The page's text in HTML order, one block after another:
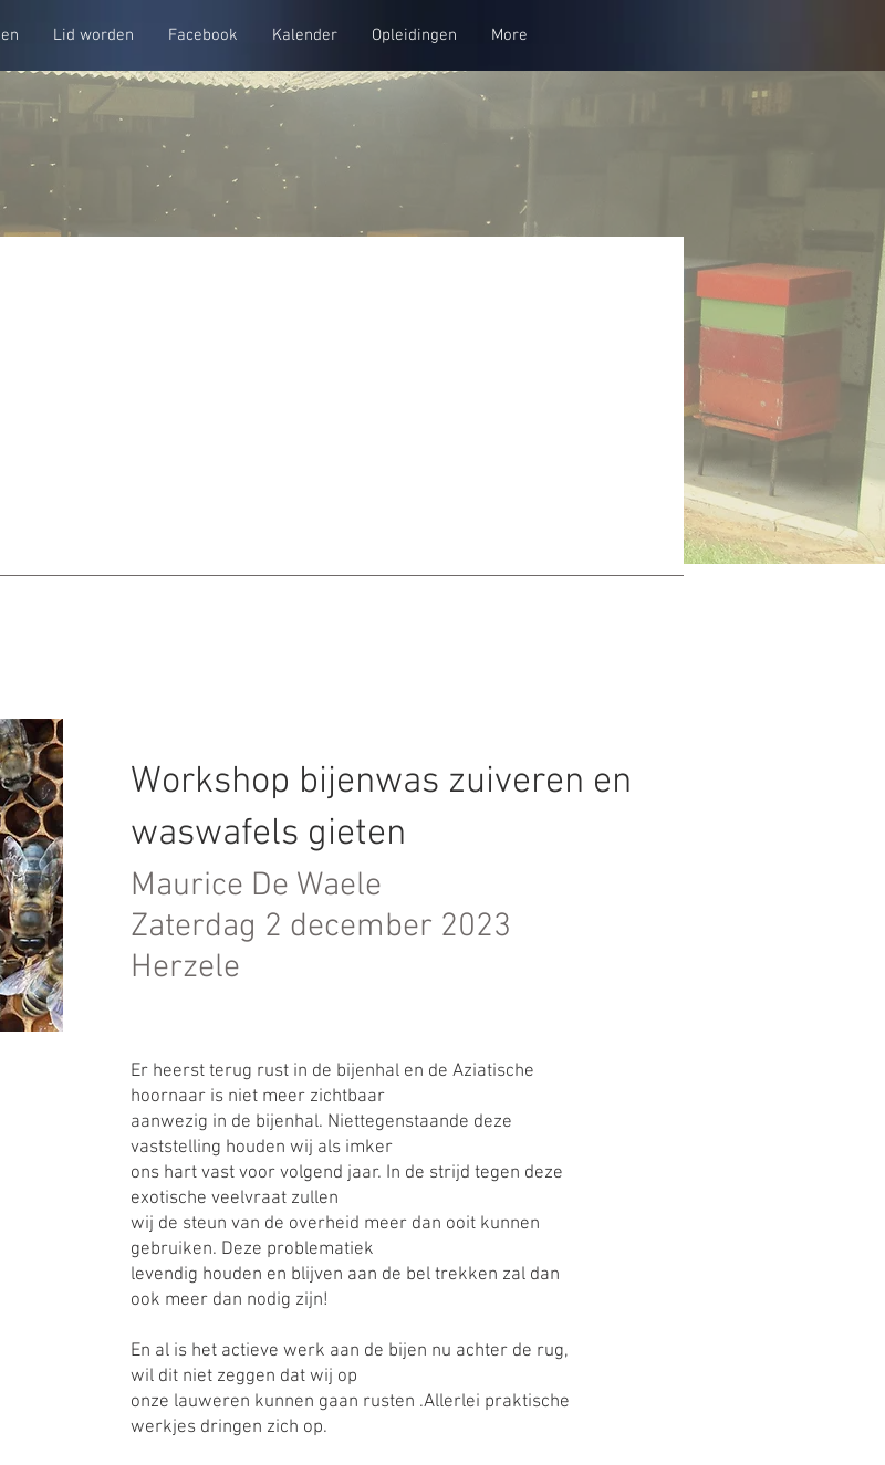
Lid worden Facebook Kalender Opleidingen More
Workshop bijenwas zuiveren en
waswafels gieten
Maurice De Waele
Zaterdag 2 december 2023
Herzele
Er heerst terug rust in de bijenhal en de Aziatische
hoornaar is niet meer zichtbaar
aanwezig in de bijenhal. Niettegenstaande deze
vaststelling houden wij als imker
ons hart vast voor volgend jaar. In de strijd tegen deze
exotische veelvraat zullen
wij de steun van de overheid meer dan ooit kunnen
gebruiken. Deze problematiek
levendig houden en blijven aan de bel trekken zal dan
ook meer dan nodig zijn!
En al is het actieve werk aan de bijen nu achter de rug,
wil dit niet zeggen dat wij op
onze lauweren kunnen gaan rusten .Allerlei praktische
werkjes dringen zich op.